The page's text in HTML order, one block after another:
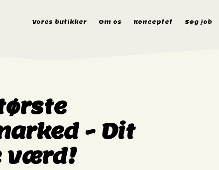
Vores butikker Om os Konceptet Søg job
- Dit
værd!